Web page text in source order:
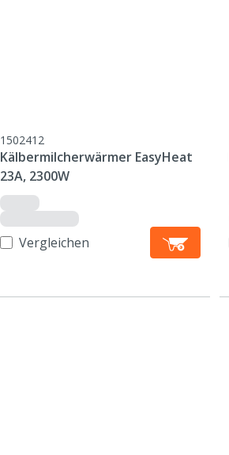
1502412
Kälbermilcherwärmer EasyHeat
23A, 2300W
Vergleichen